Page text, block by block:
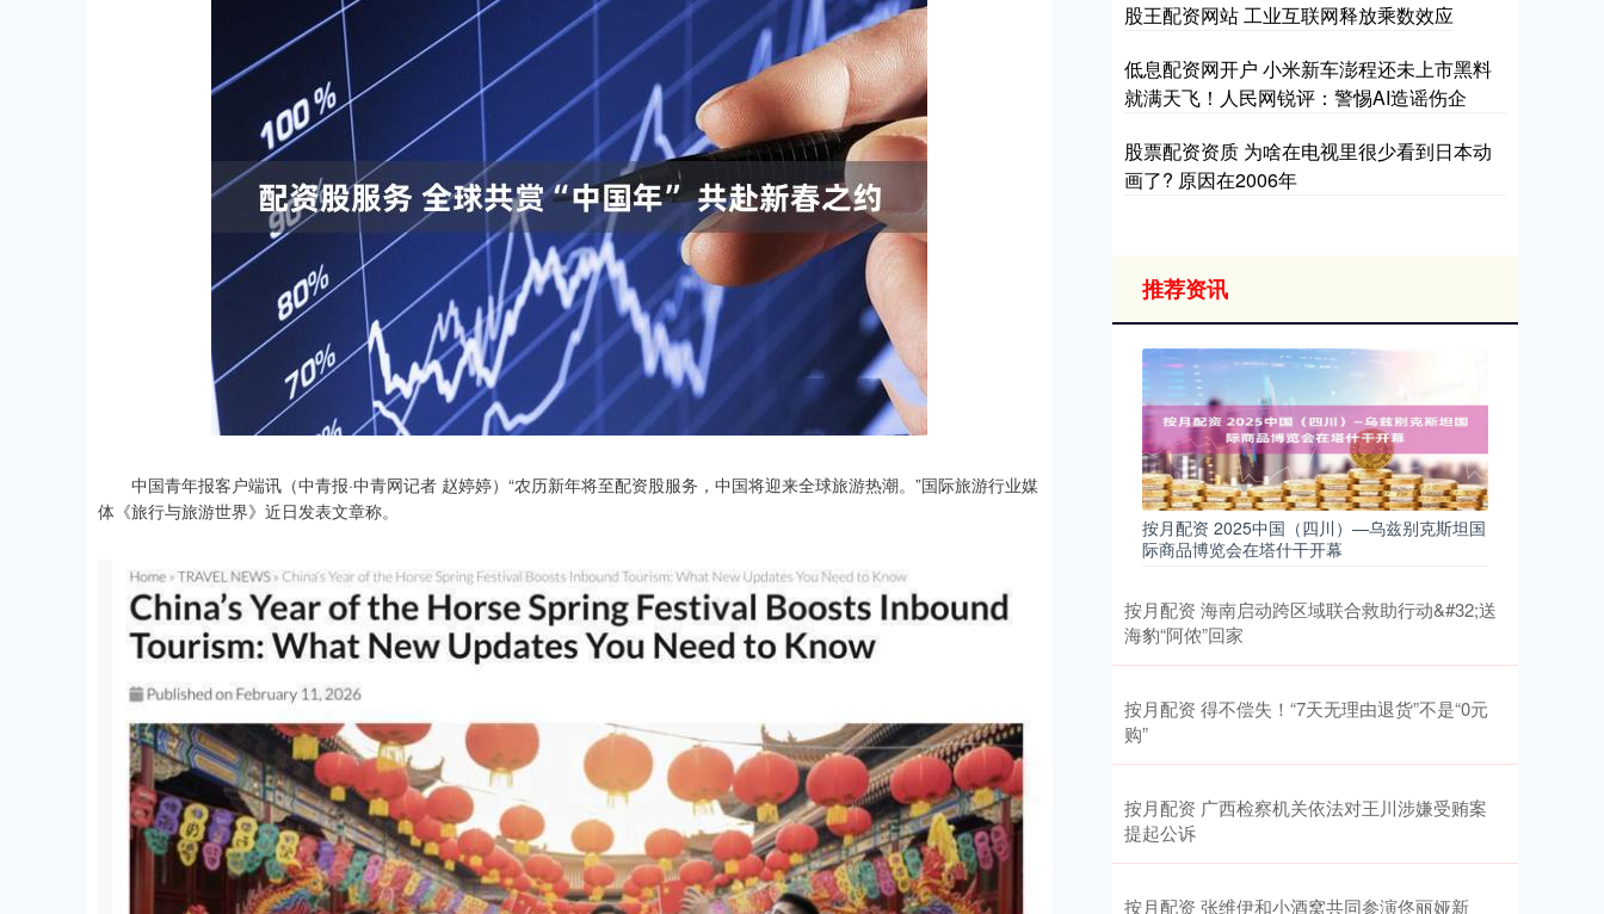
中国青年报客户端讯（中青报·中青网记者 赵婷婷）“农历新年将至配资股服务，中国将迎来全球旅游热潮。”国际旅游行业媒
体《旅行与旅游世界》近日发表文章称。
股王配资网站 工业互联网释放乘数效应
低息配资网开户 小米新车澎程还未上市黑料
就满天飞！人民网锐评：警惕AI造谣伤企
股票配资资质 为啥在电视里很少看到日本动
画了? 原因在2006年
推荐资讯
按月配资 2025中国（四川）—乌兹别克斯坦国
际商品博览会在塔什干开幕
按月配资 海南启动跨区域联合救助行动&#32;送
海豹“阿侬”回家
按月配资 得不偿失！“7天无理由退货”不是“0元
购”
按月配资 广西检察机关依法对王川涉嫌受贿案
提起公诉
按月配资 张维伊和小酒窝共同参演佟丽娅新